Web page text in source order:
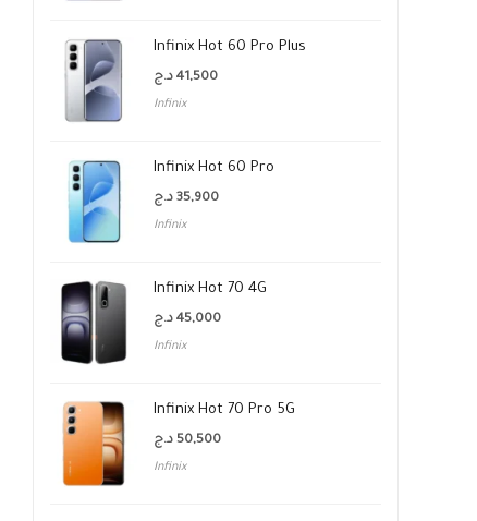
Infinix Hot 60 Pro Plus
41,500 د.ج
Infinix
Infinix Hot 60 Pro
35,900 د.ج
Infinix
Infinix Hot 70 4G
45,000 د.ج
Infinix
Infinix Hot 70 Pro 5G
50,500 د.ج
Infinix